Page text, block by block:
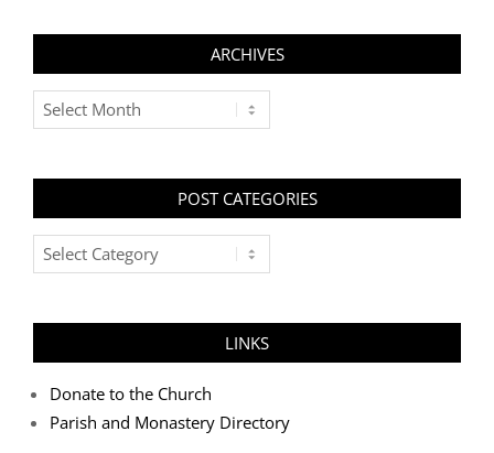
ARCHIVES
Archives
POST CATEGORIES
Post
Categories
LINKS
Donate to the Church
Parish and Monastery Directory